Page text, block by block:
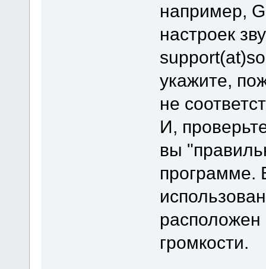
например,
настроек
укажите,
не
И,
вы
расположен
громкости.